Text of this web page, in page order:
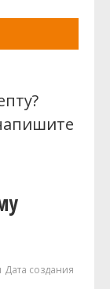
Дата создания